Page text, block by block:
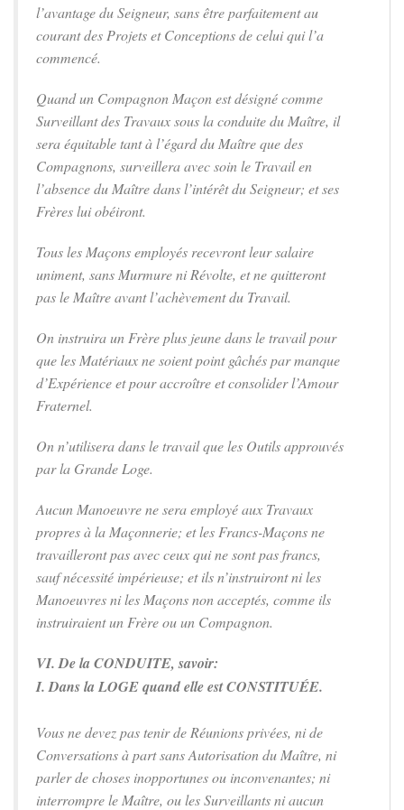
l’avantage du Seigneur, sans être parfaitement au
courant des Projets et Conceptions de celui qui l’a
commencé.
Quand un Compagnon Maçon est désigné comme
Surveillant des Travaux sous la conduite du Maître, il
sera équitable tant à l’égard du Maître que des
Compagnons, surveillera avec soin le Travail en
l’absence du Maître dans l’intérêt du Seigneur; et ses
Frères lui obéiront.
Tous les Maçons employés recevront leur salaire
uniment, sans Murmure ni Révolte, et ne quitteront
pas le Maître avant l’achèvement du Travail.
On instruira un Frère plus jeune dans le travail pour
que les Matériaux ne soient point gâchés par manque
d’Expérience et pour accroître et consolider l’Amour
Fraternel.
On n’utilisera dans le travail que les Outils approuvés
par la Grande Loge.
Aucun Manoeuvre ne sera employé aux Travaux
propres à la Maçonnerie; et les Francs-Maçons ne
travailleront pas avec ceux qui ne sont pas francs,
sauf nécessité impérieuse; et ils n’instruiront ni les
Manoeuvres ni les Maçons non acceptés, comme ils
instruiraient un Frère ou un Compagnon.
VI. De la CONDUITE, savoir:
I. Dans la LOGE quand elle est CONSTITUÉE.
Vous ne devez pas tenir de Réunions privées, ni de
Conversations à part sans Autorisation du Maître, ni
parler de choses inopportunes ou inconvenantes; ni
interrompre le Maître, ou les Surveillants ni aucun